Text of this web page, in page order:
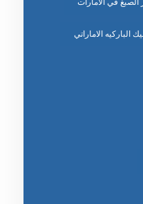
في الامارات
الباركيه الاماراتي